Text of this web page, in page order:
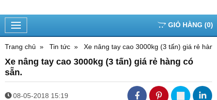
GIỎ HÀNG (0)
Trang chủ Tin tức Xe nâng tay cao 3000kg (3 tấn) giá rẻ
Xe nâng tay cao 3000kg (3 tấn) giá rẻ hàng có
sẵn.
08-05-2018 15:19